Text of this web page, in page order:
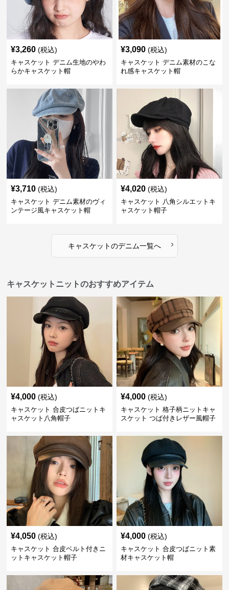
¥3,260 (税込)
キャスケット デニム生地のやわ
らかキャスケット帽
¥3,090 (税込)
キャスケット デニム素材のこな
れ感キャスケット帽
¥3,710 (税込)
キャスケット デニム素材のヴィ
ンテージ風キャスケット帽
¥4,020 (税込)
キャスケット 八角シルエットキ
ャスケット帽子
キャスケットのデニム一覧へ ›
キャスケットニットのおすすめアイテム
¥4,000 (税込)
キャスケット 合皮つばニットキ
ャスケット八角帽子
¥4,000 (税込)
キャスケット 格子柄ニットキャ
スケット つば付きレザー風帽子
¥4,050 (税込)
キャスケット 合皮ベルト付きニ
ットキャスケット帽子
¥4,000 (税込)
キャスケット 合皮つばニット素
材キャスケット帽